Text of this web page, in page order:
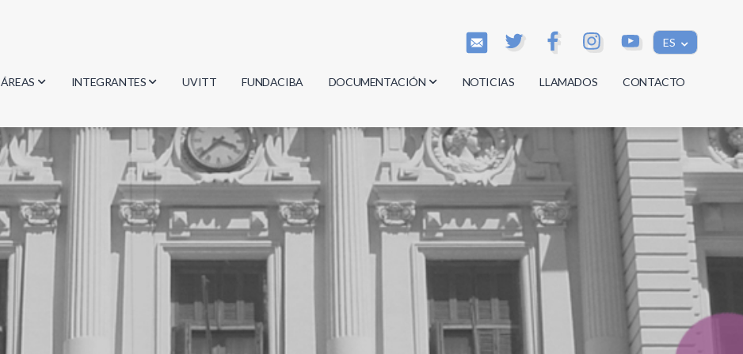
ES
ÁREAS
Biología
Física
Geociencias
Informática
Matemática
Química
INTEGRANTES
Investigadores
Estudiantes
Egresados
UVITT FUNDACIBA DOCUMENTACIÓN
Actas
Reglamentos
Documentos
NOTICIAS LLAMADOS CONTACTO